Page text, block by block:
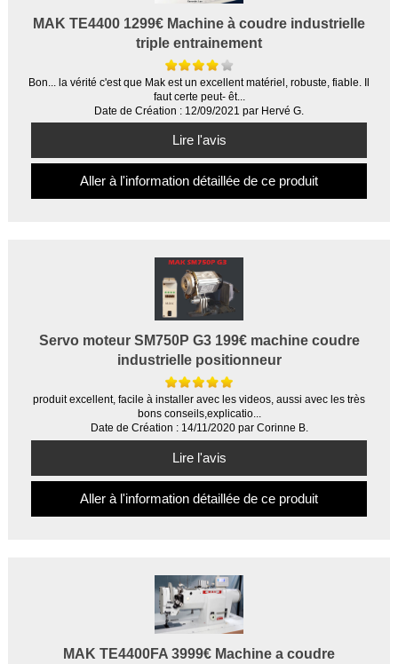
MAK TE4400 1299€ Machine à coudre industrielle
triple entrainement
Bon... la vérité c'est que Mak est un excellent matériel, robuste, fiable. Il
faut certe peut- êt...
Date de Création : 12/09/2021 par Hervé G.
Lire l'avis
Aller à l'information détaillée de ce produit
Servo moteur SM750P G3 199€ machine coudre
industrielle positionneur
produit excellent, facile à installer avec les videos, aussi avec les très
bons conseils,explicatio...
Date de Création : 14/11/2020 par Corinne B.
Lire l'avis
Aller à l'information détaillée de ce produit
MAK TE4400FA 3999€ Machine a coudre